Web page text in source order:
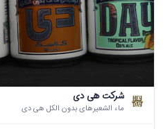
شرکت هی دی
ماء الشعیرهای بدون الکل هی دی